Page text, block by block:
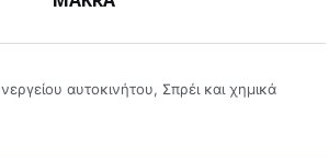
αυτοκινήτου, Σπρέι και χημικά